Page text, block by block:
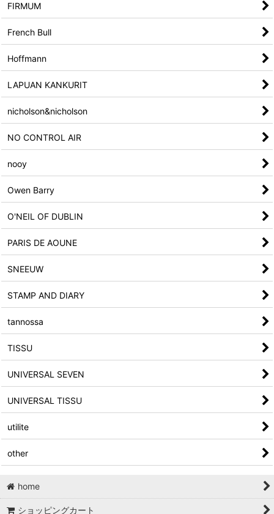
FIRMUM
French Bull
Hoffmann
LAPUAN KANKURIT
nicholson&nicholson
NO CONTROL AIR
nooy
Owen Barry
O'NEIL OF DUBLIN
PARIS DE AOUNE
SNEEUW
STAMP AND DIARY
tannossa
TISSU
UNIVERSAL SEVEN
UNIVERSAL TISSU
utilite
other
home
ショッピングカート